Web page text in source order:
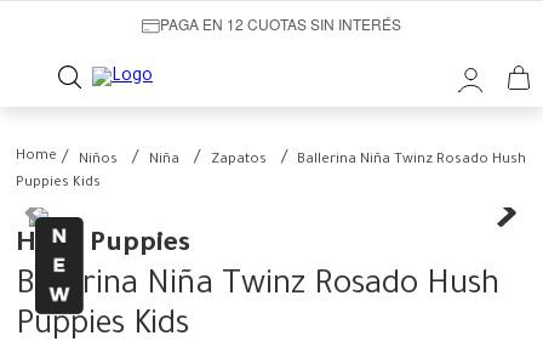
PAGA EN 12 CUOTAS SIN INTERÉS
Niños Niña Zapatos
Ballerina Niña Twinz Rosado Hush
Puppies Kids
Hush Puppies
Ballerina Niña Twinz Rosado Hush
Puppies Kids